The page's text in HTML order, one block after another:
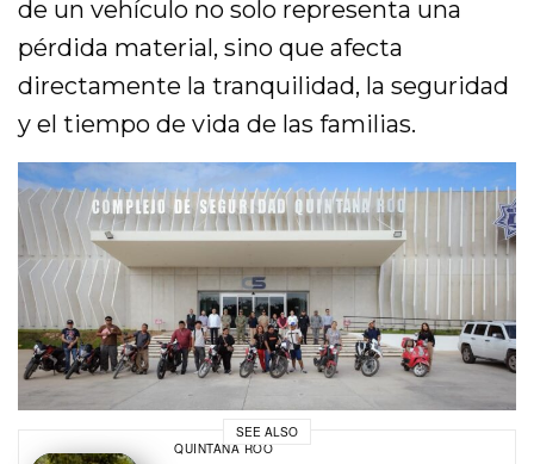
de un vehículo no solo representa una
pérdida material, sino que afecta
directamente la tranquilidad, la seguridad
y el tiempo de vida de las familias.
SEE ALSO
QUINTANA ROO